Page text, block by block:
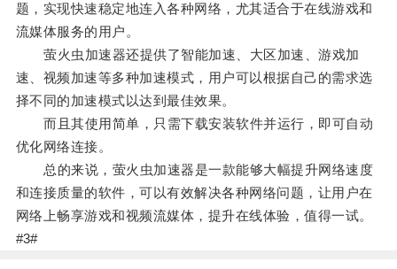
题，实现快速稳定地连入各种网络，尤其适合于在线游戏和
流媒体服务的用户。
萤火虫加速器还提供了智能加速、大区加速、游戏加
速、视频加速等多种加速模式，用户可以根据自己的需求选
择不同的加速模式以达到最佳效果。
而且其使用简单，只需下载安装软件并运行，即可自动
优化网络连接。
总的来说，萤火虫加速器是一款能够大幅提升网络速度
和连接质量的软件，可以有效解决各种网络问题，让用户在
网络上畅享游戏和视频流媒体，提升在线体验，值得一试。
#3#